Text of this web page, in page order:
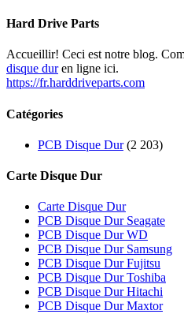
Hard Drive Parts
Accueillir! Ceci est notre blog.
disque duren ligne ici.
https://fr.harddriveparts.com
Catégories
PCB Disque Dur(2 203)
Carte Disque Dur
Carte Disque Dur
PCB Disque Dur Seagate
PCB Disque Dur WD
PCB Disque Dur Samsung
PCB Disque Dur Fujitsu
PCB Disque Dur Toshiba
PCB Disque Dur Hitachi
PCB Disque Dur Maxtor